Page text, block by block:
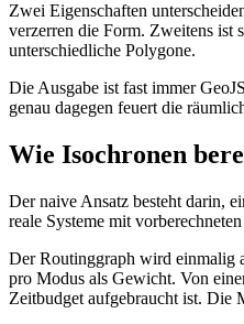
Zwei Eigenschaften
verzerren die Form. Zweitens ist
unterschiedliche Polygone.
Die Ausgabe ist fast immer
genau dagegen feuert die
Wie Isochronen
Der naive Ansatz besteht darin,
reale Systeme mit
Der Routinggraph wird einmalig
pro Modus als Gewicht. Von
Zeitbudget aufgebraucht ist. Die